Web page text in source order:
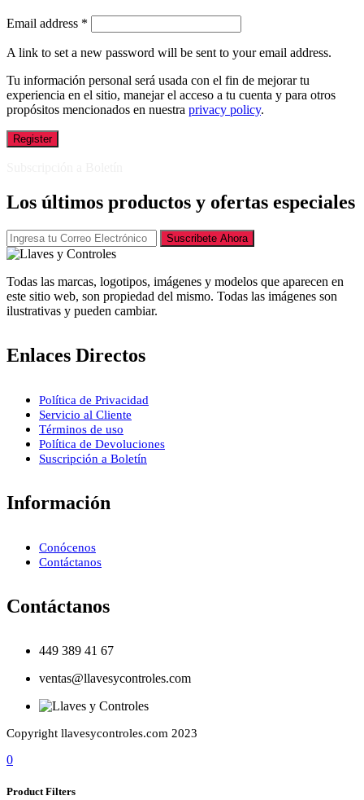
Email address *
A link to set a new password will be sent to your email address.
Tu información personal será usada con el fin de mejorar tu
experiencia en el sitio, manejar el acceso a tu cuenta y para otros
propósitos mencionados en nuestra privacy policy.
Register
Los últimos productos y ofertas especiales
Suscribete Ahora
Todas las marcas, logotipos, imágenes y modelos que aparecen en
este sitio web, son propiedad del mismo. Todas las imágenes son
ilustrativas y pueden cambiar.
Enlaces Directos
Política de Privacidad
Servicio al Cliente
Términos de uso
Política de Devoluciones
Suscripción a Boletín
Información
Conócenos
Contáctanos
Contáctanos
449 389 41 67
ventas@llavesycontroles.com
Copyright llavesycontroles.com 2023
0
Product Filters